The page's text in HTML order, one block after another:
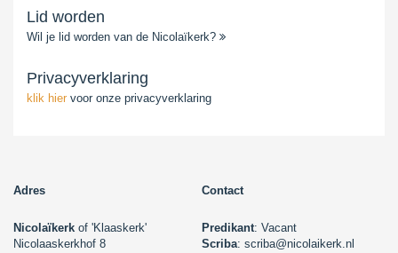
Lid worden
Wil je lid worden van de Nicolaïkerk?
Privacyverklaring
klik hier voor onze privacyverklaring
Adres Contact
Nicolaïkerk of 'Klaaskerk'
Nicolaaskerkhof 8
Predikant: Vacant
Scriba: scriba@nicolaikerk.nl